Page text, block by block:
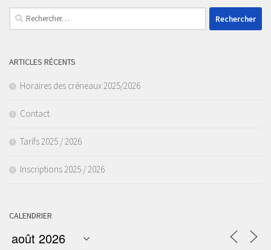
Rechercher :
ARTICLES RÉCENTS
Horaires des créneaux 2025/2026
Contact
Tarifs 2025 / 2026
Inscriptions 2025 / 2026
CALENDRIER